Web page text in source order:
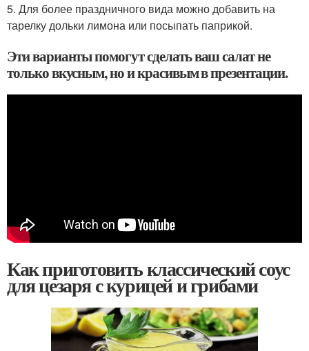
5. Для более праздничного вида можно добавить на
тарелку дольки лимона или посыпать паприкой.
Эти варианты помогут сделать ваш салат не
только вкусным, но и красивым в презентации.
Как приготовить классический соус
для цезаря с курицей и грибами